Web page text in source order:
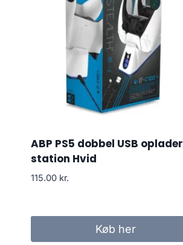
ABP PS5 dobbel USB oplader
station Hvid
115.00 kr.
Køb her